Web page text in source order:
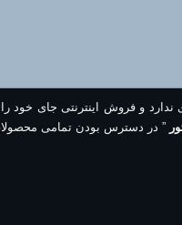
و فروش اینترنتی جای
” در دسترس بودن تمامی